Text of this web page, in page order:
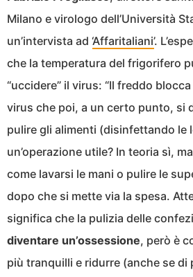
Milano e virologo dell’Università
un’intervista ad ‘Affaritaliani’.
che la temperatura del frigorifero
“uccidere” il virus: “Il freddo
virus che poi, a un certo punto, si
pulire gli alimenti (disinfettando le
un’operazione utile? In teoria sì,
come lavarsi le mani o pulire le
dopo che si mette via la spesa.
significa che la pulizia delle
diventare un’ossessione, però è
più tranquilli e ridurre (anche se di